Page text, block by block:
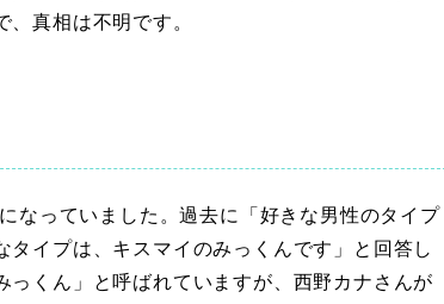
真相は不明です。
なっていました。過去に「好きな男性のタイプ
イプは、キスマイのみっくんです」と回答し
くん」と呼ばれていますが、西野カナさんが